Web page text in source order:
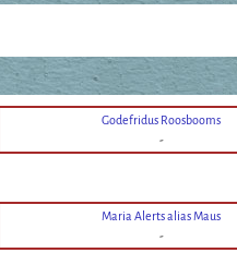
Godefridus Roosbooms
-
Maria Alerts alias Maus
-